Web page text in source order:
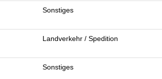
Sonstiges
Landverkehr / Spedition
Sonstiges